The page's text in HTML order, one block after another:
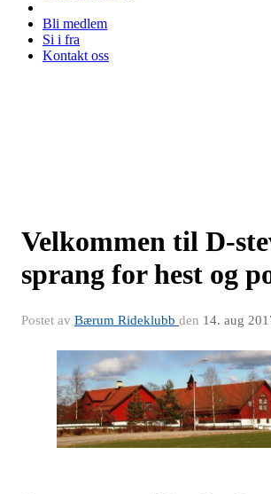
Bli medlem
Si i fra
Kontakt oss
Velkommen til D-
sprang for hest og
Postet av Bærum Rideklubb den 14. aug